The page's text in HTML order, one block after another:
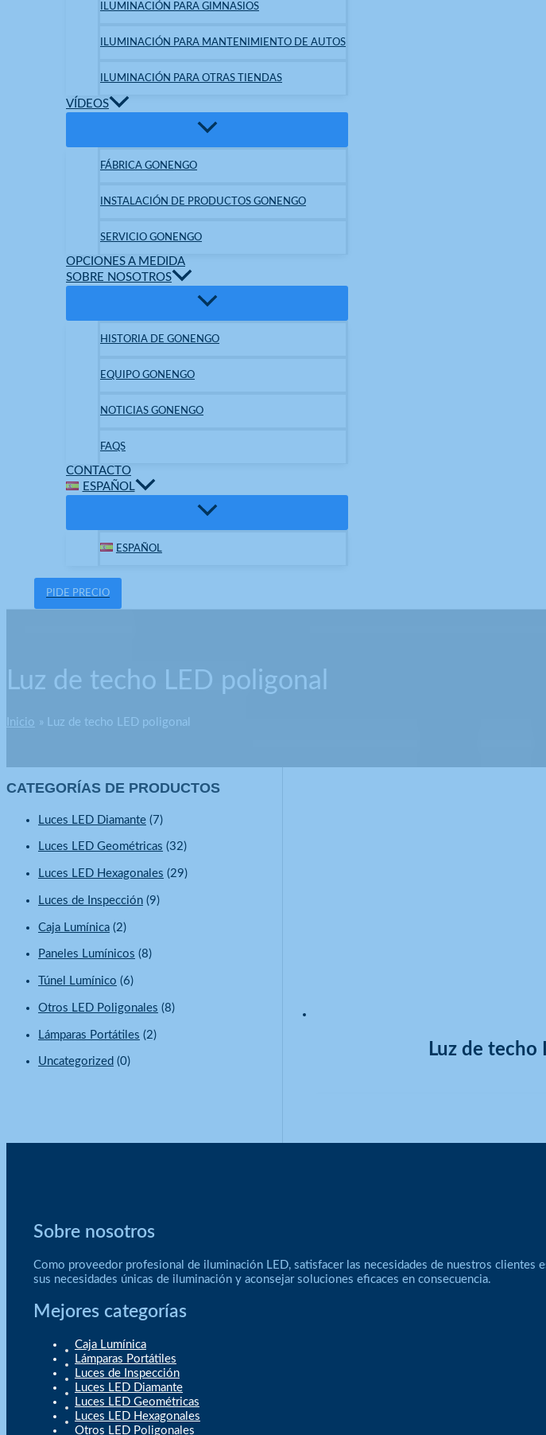
ILUMINACIÓN PARA GIMNASIOS
ILUMINACIÓN PARA MANTENIMIENTO DE AUTOS
ILUMINACIÓN PARA OTRAS TIENDAS
VÍDEOS
FÁBRICA GONENGO
INSTALACIÓN DE PRODUCTOS GONENGO
SERVICIO GONENGO
OPCIONES A MEDIDA
SOBRE NOSOTROS
HISTORIA DE GONENGO
EQUIPO GONENGO
NOTICIAS GONENGO
FAQS
CONTACTO
ESPAÑOL
ESPAÑOL
PIDE PRECIO
Luz de techo LED poligonal
Inicio Luz de techo LED poligonal
CATEGORÍAS DE PRODUCTOS
Luces LED Diamante (7)
Luces LED Geométricas (32)
Luces LED Hexagonales (29)
Luces de Inspección (9)
Caja Lumínica (2)
Paneles Lumínicos (8)
Túnel Lumínico (6)
Otros LED Poligonales (8)
Lámparas Portátiles (2)
Uncategorized (0)
Luz de
Sobre nosotros
Como proveedor profesional de iluminación LED, satisfacer las necesidades de nuestros
sus necesidades únicas de iluminación y aconsejar soluciones eficaces en consecuencia.
Mejores categorías
Caja Lumínica
Lámparas Portátiles
Luces de Inspección
Luces LED Diamante
Luces LED Geométricas
Luces LED Hexagonales
Otros LED Poligonales